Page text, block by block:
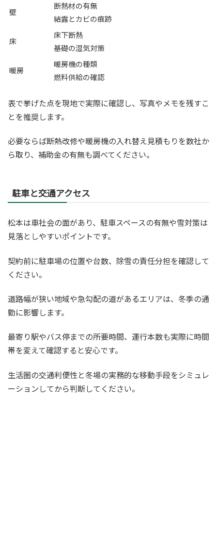
壁
断熱材の有無
結露とカビの痕跡
床
床下断熱
基礎の湿気対策
暖房
暖房機の種類
燃料供給の確認
表で挙げた点を現地で実際に確認し、写真やメモを残すこ
とを推奨します。
必要ならば断熱改修や暖房機の入れ替え見積もりを数社か
ら取り、補助金の有無も調べてください。
駐車と交通アクセス
松本は車社会の面があり、駐車スペースの有無や雪対策は
見落としやすいポイントです。
契約前に駐車場の位置や台数、除雪の責任分担を確認して
ください。
道路幅が狭い地域や急勾配の道があるエリアは、冬季の通
勤に影響します。
最寄り駅やバス停までの所要時間、運行本数も実際に時間
帯を変えて確認すると安心です。
生活圏の交通利便性と冬場の実務的な移動手段をシミュレ
ーションしてから判断してください。